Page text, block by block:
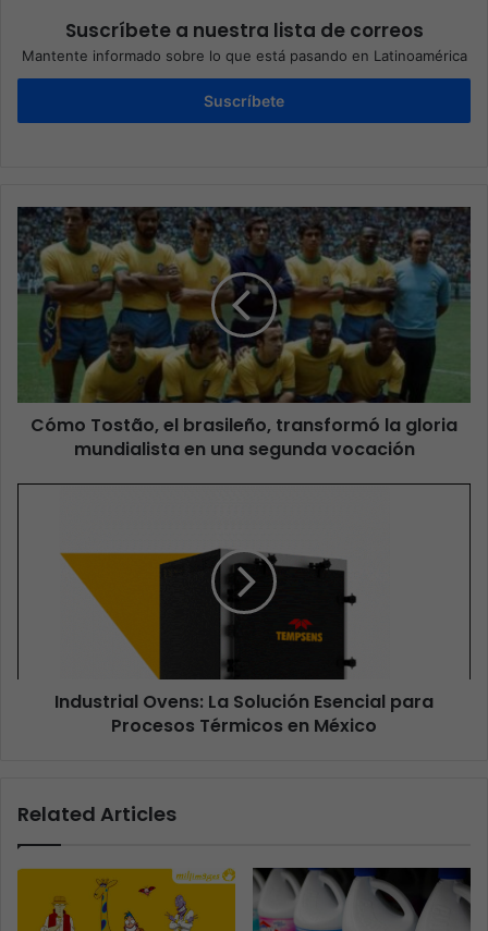
Suscríbete a nuestra lista de correos
Mantente informado sobre lo que está pasando en Latinoamérica
Suscríbete
Cómo Tostão, el brasileño, transformó la gloria
mundialista en una segunda vocación
Industrial Ovens: La Solución Esencial para
Procesos Térmicos en México
Related Articles